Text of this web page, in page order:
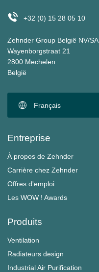
+32 (0) 15 28 05 10
Zehnder Group België NV/SA
Wayenborgstraat 21
2800 Mechelen
België
Français
Entreprise
À propos de Zehnder
Carrière chez Zehnder
Offres d'emploi
Les WOW ! Awards
Produits
Ventilation
Radiateurs design
Industrial Air Purification